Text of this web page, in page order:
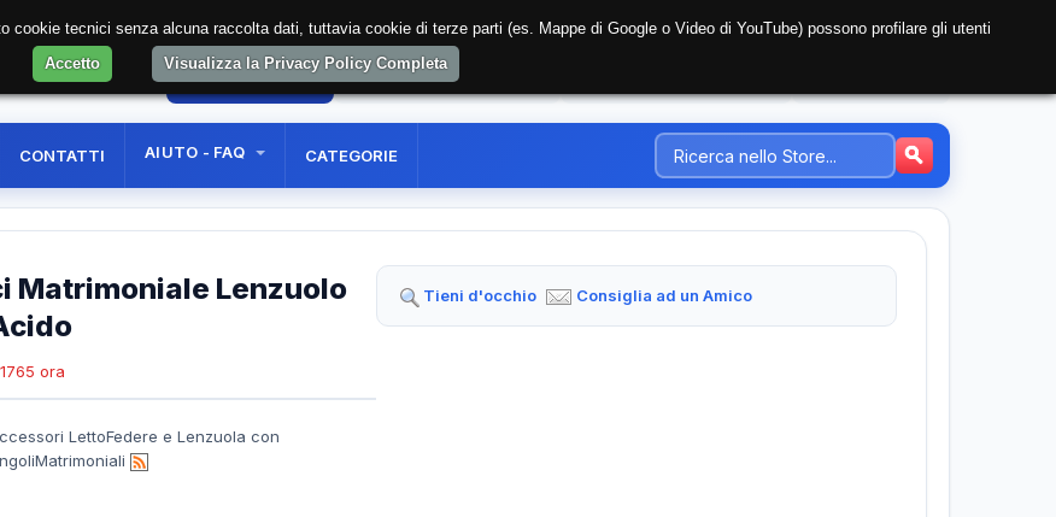
AREA RISERVATA REGISTRAZIONE UTENTE
CONTATTI AIUTO - FAQ CATEGORIE
Matrimoniale Lenzuolo
1765 ora
LettoFedere e Lenzuola con
Tieni d'occhio Consiglia ad un Amico
tecnici senza alcuna raccolta dati, tuttavia cookie di terze parti (es. Mappe di Google o Video di YouTube) possono profilare gli utenti
Accetto
Visualizza la Privacy Policy Completa